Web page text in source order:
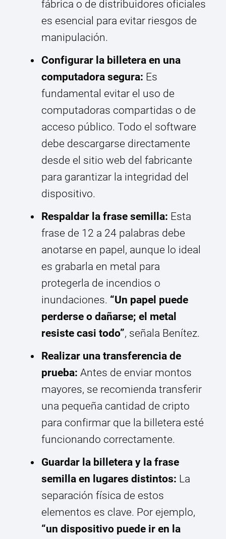
fábrica o de distribuidores oficiales
es esencial para evitar riesgos de
manipulación.
Configurar la billetera en una
computadora segura: Es
fundamental evitar el uso de
computadoras compartidas o de
acceso público. Todo el software
debe descargarse directamente
desde el sitio web del fabricante
para garantizar la integridad del
dispositivo.
Respaldar la frase semilla: Esta
frase de 12 a 24 palabras debe
anotarse en papel, aunque lo ideal
es grabarla en metal para
protegerla de incendios o
inundaciones. “Un papel puede
perderse o dañarse; el metal
resiste casi todo”, señala Benítez.
Realizar una transferencia de
prueba: Antes de enviar montos
mayores, se recomienda transferir
una pequeña cantidad de cripto
para confirmar que la billetera esté
funcionando correctamente.
Guardar la billetera y la frase
semilla en lugares distintos: La
separación física de estos
elementos es clave. Por ejemplo,
“un dispositivo puede ir en la